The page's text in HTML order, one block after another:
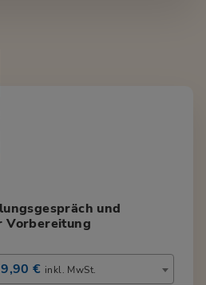
und
Vorbereitung
€ inkl. MwSt.